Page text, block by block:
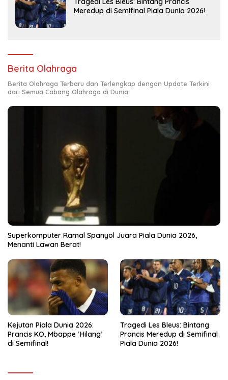
Meredup di Semifinal Piala Dunia 2026!
Berita Olahraga
Berita Olahraga Terbaru dan Terlengkap dengan Update Terkini
dari Semua Cabang Olahraga di Dunia
Superkomputer Ramal Spanyol Juara Piala Dunia 2026,
Menanti Lawan Berat!
Kejutan Piala Dunia 2026:
Prancis KO, Mbappe ‘Hilang’
di Semifinal!
Tragedi Les Bleus: Bintang
Prancis Meredup di Semifinal
Piala Dunia 2026!